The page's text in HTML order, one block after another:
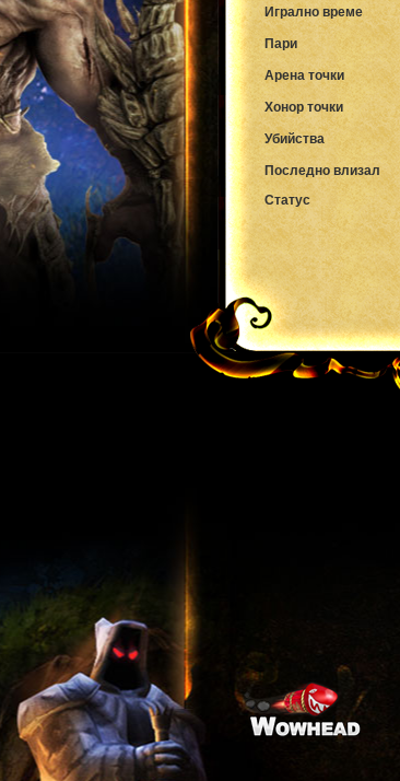
Игрално време
Пари
Арена точки
Хонор точки
Убийства
Последно влизал
Статус